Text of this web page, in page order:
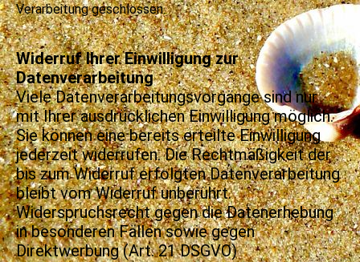
Verarbeitung geschlossen.
Widerruf Ihrer Einwilligung zur
Datenverarbeitung
Viele Datenverarbeitungsvorgänge sind nur
mit Ihrer ausdrücklichen Einwilligung möglich.
Sie können eine bereits erteilte Einwilligung
jederzeit widerrufen. Die Rechtmäßigkeit der
bis zum Widerruf erfolgten Datenverarbeitung
bleibt vom Widerruf unberührt.
Widerspruchsrecht gegen die Datenerhebung
in besonderen Fällen sowie gegen
Direktwerbung (Art. 21 DSGVO)